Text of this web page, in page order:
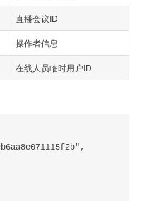
直播会议ID
操作者信息
在线人员临时用户ID